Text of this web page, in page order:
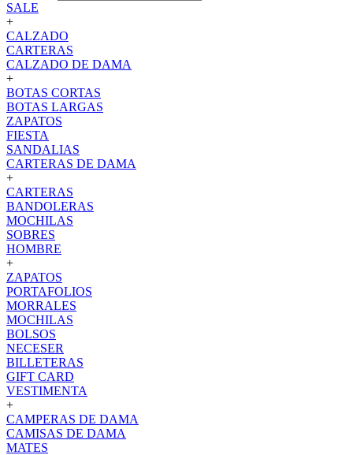
SALE
+
CALZADO
CARTERAS
CALZADO DE DAMA
+
BOTAS CORTAS
BOTAS LARGAS
ZAPATOS
FIESTA
SANDALIAS
CARTERAS DE DAMA
+
CARTERAS
BANDOLERAS
MOCHILAS
SOBRES
HOMBRE
+
ZAPATOS
PORTAFOLIOS
MORRALES
MOCHILAS
BOLSOS
NECESER
BILLETERAS
GIFT CARD
VESTIMENTA
+
CAMPERAS DE DAMA
CAMISAS DE DAMA
MATES